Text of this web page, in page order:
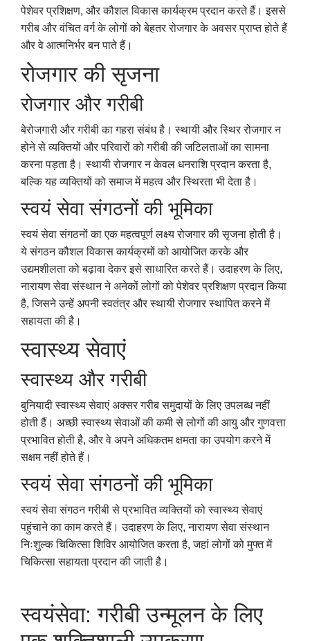
पेशेवर प्रशिक्षण, और कौशल विकास कार्यक्रम प्रदान करते हैं। इससे
गरीब और वंचित वर्ग के लोगों को बेहतर रोजगार के अवसर प्राप्त होते हैं
और वे आत्मनिर्भर बन पाते हैं।
रोजगार की सृजना
रोजगार और गरीबी
बेरोजगारी और गरीबी का गहरा संबंध है। स्थायी और स्थिर रोजगार न
होने से व्यक्तियों और परिवारों को गरीबी की जटिलताओं का सामना
करना पड़ता है। स्थायी रोजगार न केवल धनराशि प्रदान करता है,
बल्कि यह व्यक्तियों को समाज में महत्व और स्थिरता भी देता है।
स्वयं सेवा संगठनों की भूमिका
स्वयं सेवा संगठनों का एक महत्वपूर्ण लक्ष्य रोजगार की सृजना होती है।
ये संगठन कौशल विकास कार्यक्रमों को आयोजित करके और
उद्यमशीलता को बढ़ावा देकर इसे साधारित करते हैं। उदाहरण के लिए,
नारायण सेवा संस्थान ने अनेकों लोगों को पेशेवर प्रशिक्षण प्रदान किया
है, जिसने उन्हें अपनी स्वतंत्र और स्थायी रोजगार स्थापित करने में
सहायता की है।
स्वास्थ्य सेवाएं
स्वास्थ्य और गरीबी
बुनियादी स्वास्थ्य सेवाएं अक्सर गरीब समुदायों के लिए उपलब्ध नहीं
होती हैं। अच्छी स्वास्थ्य सेवाओं की कमी से लोगों की आयु और गुणवत्ता
प्रभावित होती है, और वे अपने अधिकतम क्षमता का उपयोग करने में
सक्षम नहीं होते हैं।
स्वयं सेवा संगठनों की भूमिका
स्वयं सेवा संगठन गरीबी से प्रभावित व्यक्तियों को स्वास्थ्य सेवाएं
पहुंचाने का काम करते हैं। उदाहरण के लिए, नारायण सेवा संस्थान
निःशुल्क चिकित्सा शिविर आयोजित करता है, जहां लोगों को मुफ्त में
चिकित्सा सहायता प्रदान की जाती है।
स्वयंसेवा: गरीबी उन्मूलन के लिए